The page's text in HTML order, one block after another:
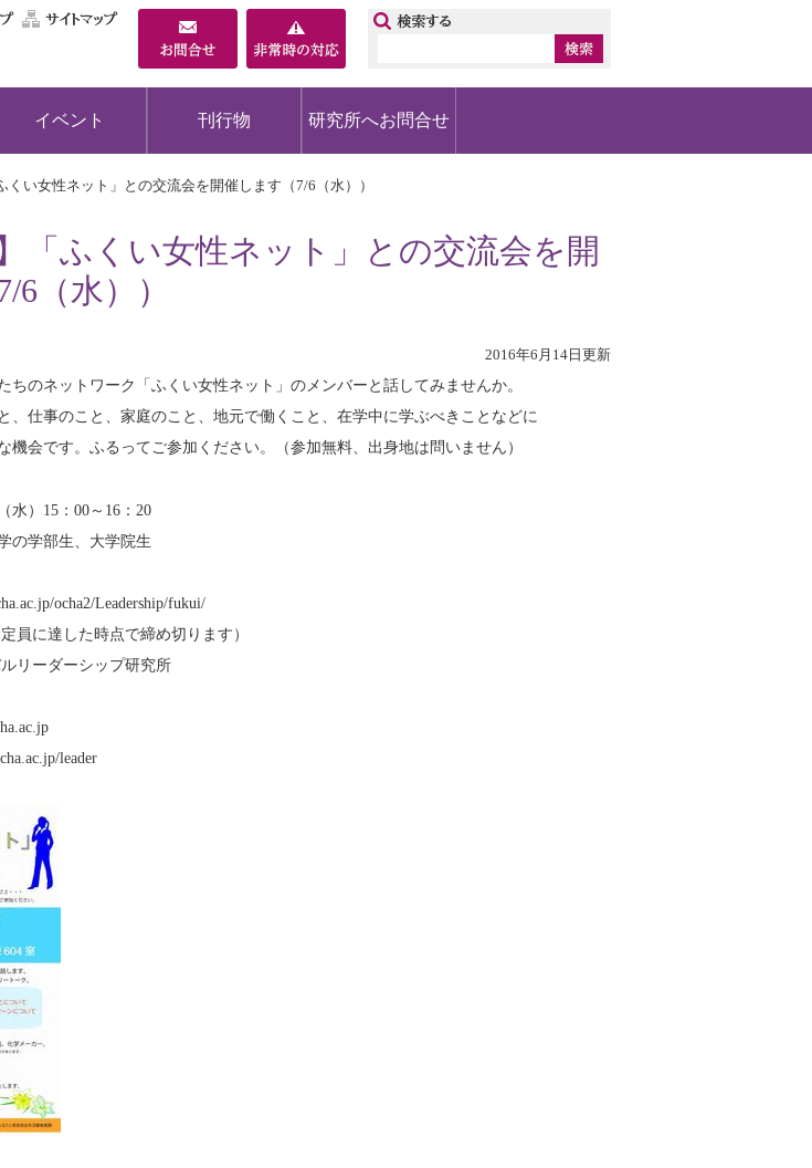
交通・キャンパスマップ
サイトマップ
イベント 刊行物 研究所へお問合せ
くい女性ネット」との交流会を開催します（7/6（水））
「ふくい女性ネット」との交流会を開
（水））
2016年6月14日更新
ちのネットワーク「ふくい女性ネット」のメンバーと話してみませんか。
、仕事のこと、家庭のこと、地元で働くこと、在学中に学ぶべきことなどに
機会です。ふるってご参加ください。（参加無料、出身地は問いません）
水）15：00～16：20
の学部生、大学院生
ocha2/Leadership/fukui/
員に達した時点で締め切ります）
リーダーシップ研究所
leader